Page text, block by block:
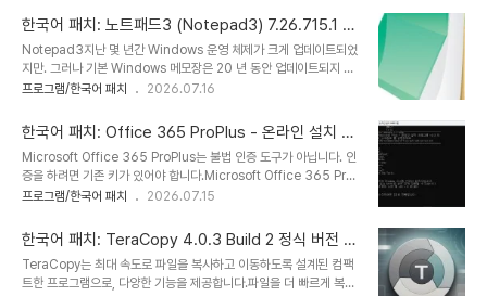
최소화◆ 바탕 화면 ..
도 파일이나 레지스트리 키가 잠겨 있거나 편집할 수 없을 수도 있습니
다. PowerRun은 이 강력한 권한을 가진 도구를 사용하면 설치 과정
이나 추가 DLL 파일이 필요하지 않을 가능성이 높습니다.
PowerRun_v1.9.zip
한국어 패치: 노트패드3 (Notepad3) 7.26.715.1 -
Windows 메모장
Notepad3지난 몇 년간 Windows 운영 체제가 크게 업데이트되었
지만. 그러나 기본 Windows 메모장은 20 년 동안 업데이트되지 않
았습니다. 간단한 프로그래밍 작업을 위해 텍스트 편집기가 필요한 경
Notepad3을 사용하십시오!따라서 기본 Windows 메모장에 현재
없는 모든 기능을 갖춘 Notepad3을 만들었습니다. Notepad3는
구문 강조 기능이 있는 빠르고 가벼운 Scintilla 기반 텍스트 편집기
입니다. 메모리 공간이 작지만 대부분의 프로그래밍 작업을 처리할 수
있을 만큼 강력합니다.Notepad3 기능또한 메모장3에는 코드 폴딩,
UTF..
프로그램/한국어 패치 2026.07.16
한국어 패치: Office 365 ProPlus - 온라인 설치 프
로그램 3.3.15
Microsoft Office 365 ProPlus는 불법 인증 도구가 아닙니다. 인
증을 하려면 기존 키가 있어야 합니다.Microsoft Office 365 Pro
Plus - 온라인 설치 프로그램은 사용자가 Microsoft CDN 서버에
Plus를 다운로드 및 설치하는 데 도움이 되는 작은 스크립트입니다.다
운로드하여 컴퓨터에 설치된 Office 365 버전에는 Word, Excel,
PowerPoint, Outlook, OneNote, Publisher, Access, Visio,
Project, ProofingTools, OneDrive Desktop과 같은 프로그램
프로그램/한국어 패치 2026.07.15
한국어 패치: TeraCopy 4.0.3 Build 2 정식 버전 -
최대 속도로 파일 복사 및 이동
TeraCopy는 최대 속도로 파일을 복사하고 이동하도록 설계된 컴팩
트한 프로그램으로, 다양한 기능을 제공합니다.파일을 더 빠르게 복사